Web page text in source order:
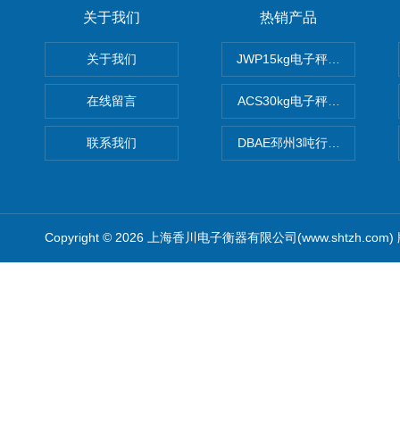
关于我们
关于我们
在线留言
联系我们
热销产品
JWP15kg电子秤价格,15公
ACS30kg电子秤价格,30公
DBAE邳州3吨行车电子吊秤
Copyright © 2026 上海香川电子衡器有限公司(www.shtzh.com)